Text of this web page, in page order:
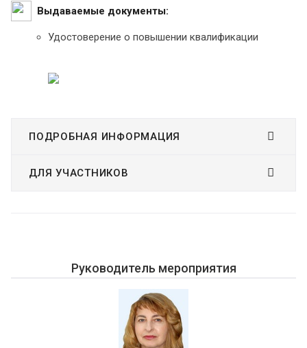
Выдаваемые документы:
Удостоверение о повышении квалификации
ПОДРОБНАЯ ИНФОРМАЦИЯ
ДЛЯ УЧАСТНИКОВ
Руководитель мероприятия